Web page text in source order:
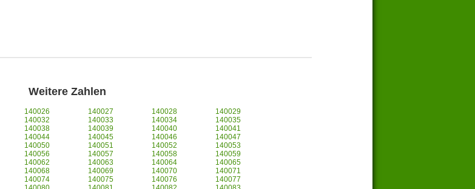
Weitere Zahlen
140026 140027 140028
140029
140032 140033 140034
140035
140038 140039 140040
140041
140044 140045 140046
140047
140050 140051 140052
140053
140056 140057 140058
140059
140062 140063 140064
140065
140068 140069 140070
140071
140074 140075 140076
140077